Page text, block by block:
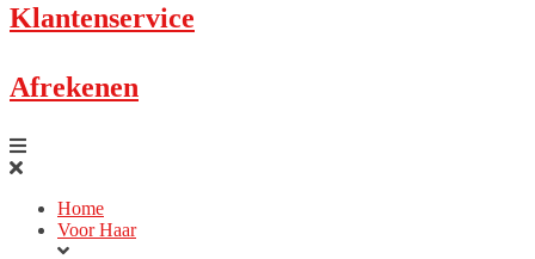
Klantenservice
Afrekenen
Home
Voor Haar